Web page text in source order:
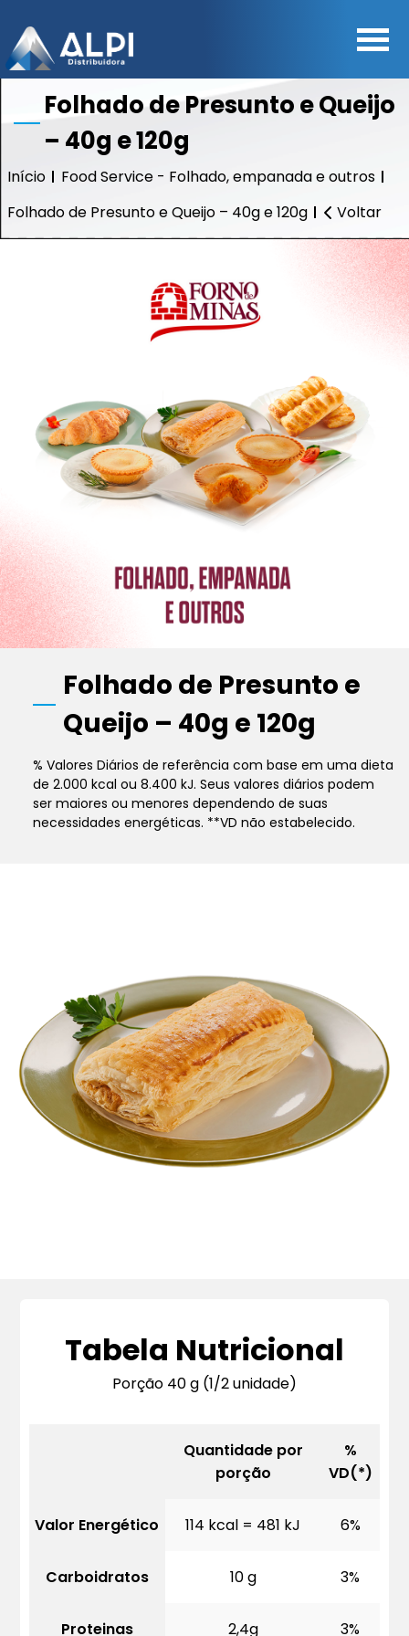
Folhado de Presunto e Queijo
– 40g e 120g
Início
Food Service - Folhado, empanada e outros
Folhado de Presunto e Queijo – 40g e 120g
Voltar
Folhado de Presunto e
Queijo – 40g e 120g
% Valores Diários de referência com base em uma dieta
de 2.000 kcal ou 8.400 kJ. Seus valores diários podem
ser maiores ou menores dependendo de suas
necessidades energéticas. **VD não estabelecido.
Tabela Nutricional
Porção 40 g (1/2 unidade)
Quantidade por
porção
%
VD(*)
Valor Energético 114 kcal = 481 kJ 6%
Carboidratos 10 g 3%
Proteinas 2,4g 3%